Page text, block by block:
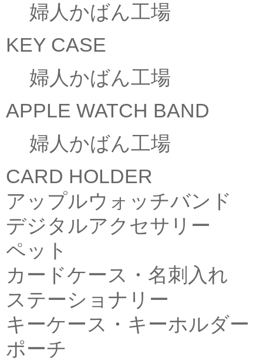
婦人かばん工場
KEY CASE
婦人かばん工場
APPLE WATCH BAND
婦人かばん工場
CARD HOLDER
アップルウォッチバンド
デジタルアクセサリー
ペット
カードケース・名刺入れ
ステーショナリー
キーケース・キーホルダー
ポーチ